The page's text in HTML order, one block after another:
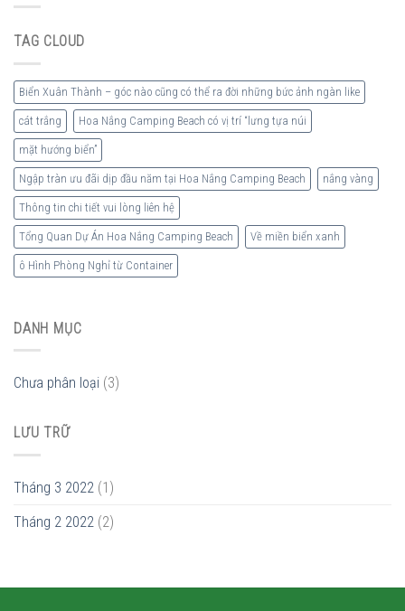
LÝ
TƯỞNG
Container
Đầu
Tiên
Tại
TAG CLOUD
Biển Xuân Thành – góc nào cũng có thể ra đời những bức ảnh ngàn like
cát trắng Hoa Nắng Camping Beach có vị trí “lưng tựa núi
mặt hướng biển”
Ngập tràn ưu đãi dịp đầu năm tại Hoa Nắng Camping Beach nắng vàng
Thông tin chi tiết vui lòng liên hệ
Tổng Quan Dự Án Hoa Nắng Camping Beach Về miền biển xanh
ô Hình Phòng Nghỉ từ Container
DANH MỤC
Chưa phân loại (3)
LƯU TRỮ
Tháng 3 2022 (1)
Tháng 2 2022 (2)